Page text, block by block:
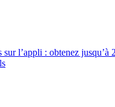
l’appli : obtenez jusqu’à